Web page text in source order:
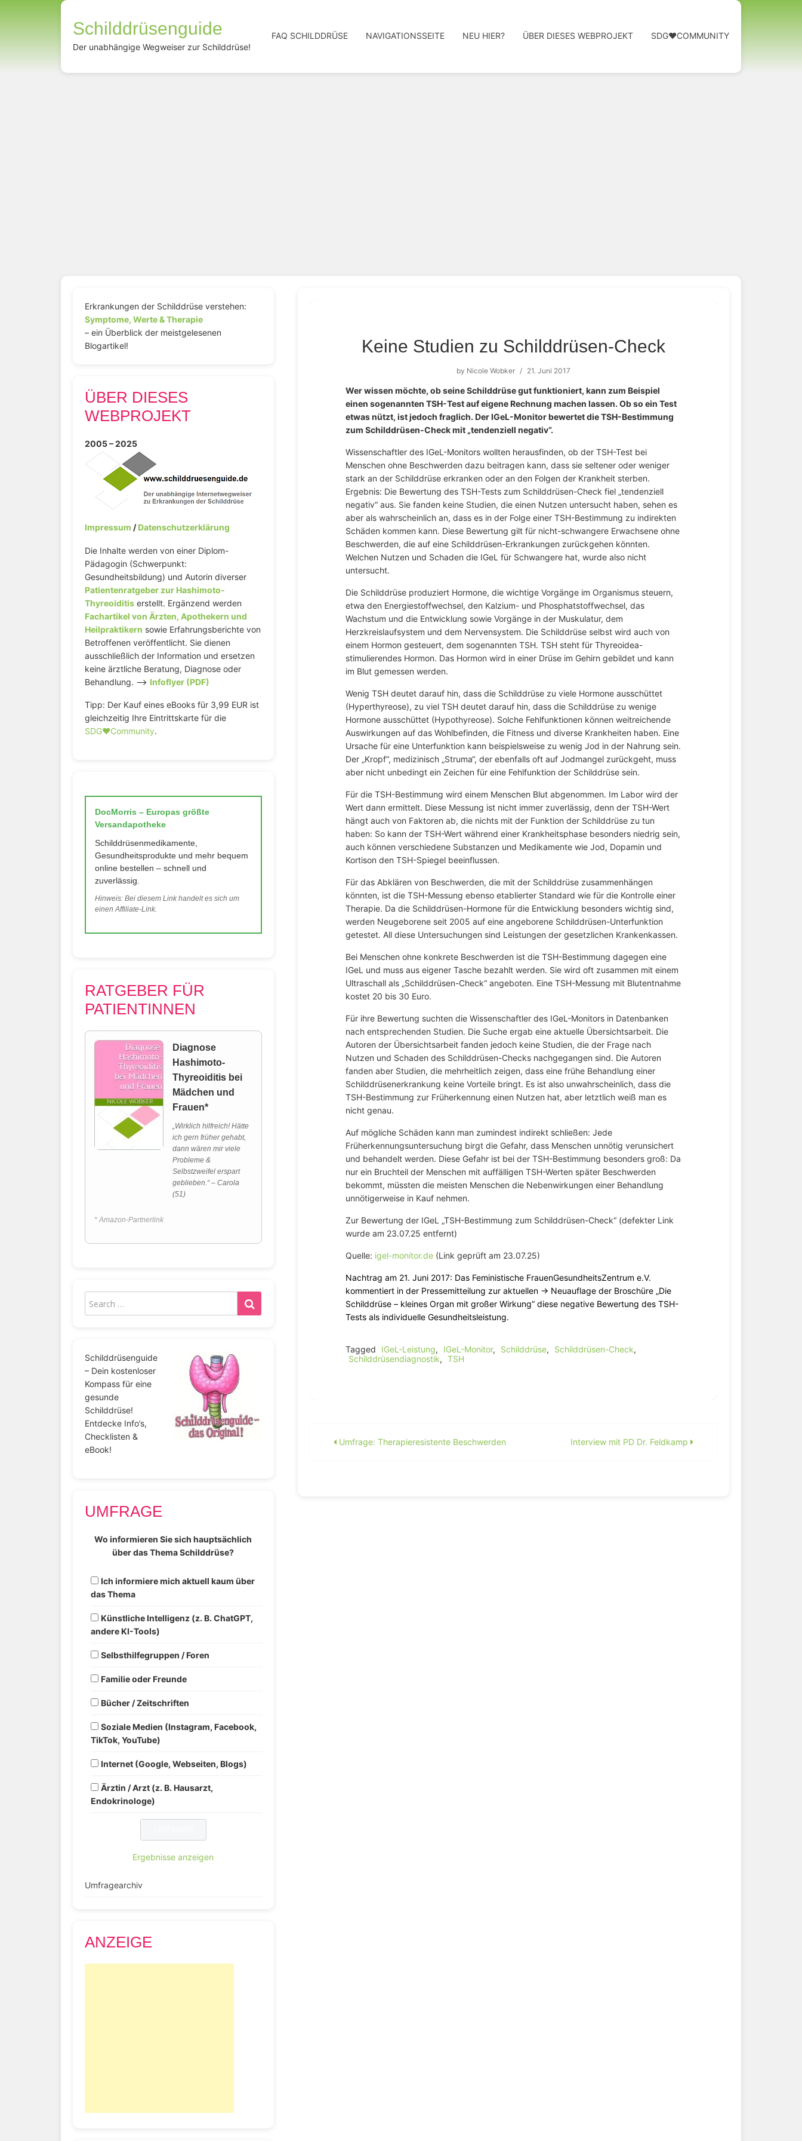
Schilddrüsenguide
Der unabhängige Wegweiser zur Schilddrüse!
FAQ SCHILDDRÜSE NAVIGATIONSSEITE NEU HIER? ÜBER DIESES WEBPROJEKT SDG❤️COMMUNITY
Keine Studien zu Schilddrüsen-Check
by Nicole Wobker / 21. Juni 2017
Wer wissen möchte, ob seine Schilddrüse gut funktioniert, kann zum Beispiel
einen sogenannten TSH-Test auf eigene Rechnung machen lassen. Ob so ein Test
etwas nützt, ist jedoch fraglich. Der IGeL-Monitor bewertet die TSH-Bestimmung
zum Schilddrüsen-Check mit „tendenziell negativ“.
Wissenschaftler des IGeL-Monitors wollten herausfinden, ob der TSH-Test bei
Menschen ohne Beschwerden dazu beitragen kann, dass sie seltener oder weniger
stark an der Schilddrüse erkranken oder an den Folgen der Krankheit sterben.
Ergebnis: Die Bewertung des TSH-Tests zum Schilddrüsen-Check fiel „tendenziell
negativ“ aus. Sie fanden keine Studien, die einen Nutzen untersucht haben, sehen es
aber als wahrscheinlich an, dass es in der Folge einer TSH-Bestimmung zu indirekten
Schäden kommen kann. Diese Bewertung gilt für nicht-schwangere Erwachsene ohne
Beschwerden, die auf eine Schilddrüsen-Erkrankungen zurückgehen könnten.
Welchen Nutzen und Schaden die IGeL für Schwangere hat, wurde also nicht
untersucht.
Die Schilddrüse produziert Hormone, die wichtige Vorgänge im Organismus steuern,
etwa den Energiestoffwechsel, den Kalzium- und Phosphatstoffwechsel, das
Wachstum und die Entwicklung sowie Vorgänge in der Muskulatur, dem
Herzkreislaufsystem und dem Nervensystem. Die Schilddrüse selbst wird auch von
einem Hormon gesteuert, dem sogenannten TSH. TSH steht für Thyreoidea-
stimulierendes Hormon. Das Hormon wird in einer Drüse im Gehirn gebildet und kann
im Blut gemessen werden.
Wenig TSH deutet darauf hin, dass die Schilddrüse zu viele Hormone ausschüttet
(Hyperthyreose), zu viel TSH deutet darauf hin, dass die Schilddrüse zu wenige
Hormone ausschüttet (Hypothyreose). Solche Fehlfunktionen können weitreichende
Auswirkungen auf das Wohlbefinden, die Fitness und diverse Krankheiten haben. Eine
Ursache für eine Unterfunktion kann beispielsweise zu wenig Jod in der Nahrung sein.
Der „Kropf“, medizinisch „Struma“, der ebenfalls oft auf Jodmangel zurückgeht, muss
aber nicht unbedingt ein Zeichen für eine Fehlfunktion der Schilddrüse sein.
Für die TSH-Bestimmung wird einem Menschen Blut abgenommen. Im Labor wird der
Wert dann ermittelt. Diese Messung ist nicht immer zuverlässig, denn der TSH-Wert
hängt auch von Faktoren ab, die nichts mit der Funktion der Schilddrüse zu tun
haben: So kann der TSH-Wert während einer Krankheitsphase besonders niedrig sein,
auch können verschiedene Substanzen und Medikamente wie Jod, Dopamin und
Kortison den TSH-Spiegel beeinflussen.
Für das Abklären von Beschwerden, die mit der Schilddrüse zusammenhängen
könnten, ist die TSH-Messung ebenso etablierter Standard wie für die Kontrolle einer
Therapie. Da die Schilddrüsen-Hormone für die Entwicklung besonders wichtig sind,
werden Neugeborene seit 2005 auf eine angeborene Schilddrüsen-Unterfunktion
getestet. All diese Untersuchungen sind Leistungen der gesetzlichen Krankenkassen.
Bei Menschen ohne konkrete Beschwerden ist die TSH-Bestimmung dagegen eine
IGeL und muss aus eigener Tasche bezahlt werden. Sie wird oft zusammen mit einem
Ultraschall als „Schilddrüsen-Check“ angeboten. Eine TSH-Messung mit Blutentnahme
kostet 20 bis 30 Euro.
Für ihre Bewertung suchten die Wissenschaftler des IGeL-Monitors in Datenbanken
nach entsprechenden Studien. Die Suche ergab eine aktuelle Übersichtsarbeit. Die
Autoren der Übersichtsarbeit fanden jedoch keine Studien, die der Frage nach
Nutzen und Schaden des Schilddrüsen-Checks nachgegangen sind. Die Autoren
fanden aber Studien, die mehrheitlich zeigen, dass eine frühe Behandlung einer
Schilddrüsenerkrankung keine Vorteile bringt. Es ist also unwahrscheinlich, dass die
TSH-Bestimmung zur Früherkennung einen Nutzen hat, aber letztlich weiß man es
nicht genau.
Auf mögliche Schäden kann man zumindest indirekt schließen: Jede
Früherkennungsuntersuchung birgt die Gefahr, dass Menschen unnötig verunsichert
und behandelt werden. Diese Gefahr ist bei der TSH-Bestimmung besonders groß: Da
nur ein Bruchteil der Menschen mit auffälligen TSH-Werten später Beschwerden
bekommt, müssten die meisten Menschen die Nebenwirkungen einer Behandlung
unnötigerweise in Kauf nehmen.
Zur Bewertung der IGeL „TSH-Bestimmung zum Schilddrüsen-Check“ (defekter Link
wurde am 23.07.25 entfernt)
Quelle: igel-monitor.de (Link geprüft am 23.07.25)
Nachtrag am 21. Juni 2017: Das Feministische FrauenGesundheitsZentrum e.V.
kommentiert in der Pressemitteilung zur aktuellen → Neuauflage der Broschüre „Die
Schilddrüse – kleines Organ mit großer Wirkung“diese negative Bewertung des TSH-
Tests als individuelle Gesundheitsleistung.
Tagged IGeL-Leistung, IGeL-Monitor, Schilddrüse, Schilddrüsen-Check,
Schilddrüsendiagnostik, TSH
Beitragsnavigation
Umfrage: Therapieresistente Beschwerden Interview mit PD Dr. Feldkamp
Erkrankungen der Schilddrüse verstehen:
Symptome, Werte & Therapie
– ein Überblick der meistgelesenen
Blogartikel!
ÜBER DIESES
WEBPROJEKT
2005 – 2025
Impressum /Datenschutzerklärung
Die Inhalte werden von einer Diplom-
Pädagogin (Schwerpunkt:
Gesundheitsbildung) und Autorin diverser
Patientenratgeber zur Hashimoto-
Thyreoiditis erstellt. Ergänzend werden
Fachartikel von Ärzten, Apothekern und
Heilpraktikern sowie Erfahrungsberichte von
Betroffenen veröffentlicht. Sie dienen
ausschließlich der Information und ersetzen
keine ärztliche Beratung, Diagnose oder
Behandlung. –> Infoflyer (PDF)
Tipp: Der Kauf eines eBooks für 3,99 EUR ist
gleichzeitig Ihre Eintrittskarte für die
SDG♥️Community.
DocMorris – Europas größte
Versandapotheke
Schilddrüsenmedikamente,
Gesundheitsprodukte und mehr bequem
online bestellen – schnell und
zuverlässig.
Hinweis: Bei diesem Link handelt es sich um
einen Affiliate-Link.
RATGEBER FÜR
PATIENTINNEN
Diagnose
Hashimoto-
Thyreoiditis bei
Mädchen und
Frauen*
„Wirklich hilfreich! Hätte
ich gern früher gehabt,
dann wären mir viele
Probleme &
Selbstzweifel erspart
geblieben.“ – Carola
(51)
* Amazon-Partnerlink
Schilddrüsenguide
– Dein kostenloser
Kompass für eine
gesunde
Schilddrüse!
Entdecke Info’s,
Checklisten &
eBook!
UMFRAGE
Wo informieren Sie sich hauptsächlich
über das Thema Schilddrüse?
Ich informiere mich aktuell kaum über
das Thema
Künstliche Intelligenz (z. B. ChatGPT,
andere KI-Tools)
Selbsthilfegruppen / Foren
Familie oder Freunde
Bücher / Zeitschriften
Soziale Medien (Instagram, Facebook,
TikTok, YouTube)
Internet (Google, Webseiten, Blogs)
Ärztin / Arzt (z. B. Hausarzt,
Endokrinologe)
Ergebnisse anzeigen
Umfragearchiv
ANZEIGE